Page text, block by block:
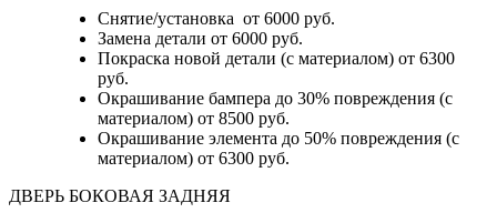
Снятие/установка от 6000 руб.
Замена детали от 6000 руб.
Покраска новой детали (с материалом) от 6300
руб.
Окрашивание бампера до 30% повреждения (с
материалом) от 8500 руб.
Окрашивание элемента до 50% повреждения (с
материалом) от 6300 руб.
ДВЕРЬ БОКОВАЯ ЗАДНЯЯ